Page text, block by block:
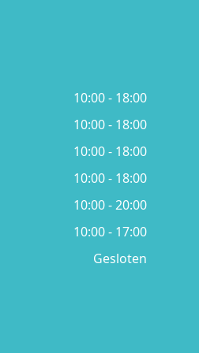
10:00 - 18:00
10:00 - 18:00
10:00 - 18:00
10:00 - 18:00
10:00 - 20:00
10:00 - 17:00
Gesloten